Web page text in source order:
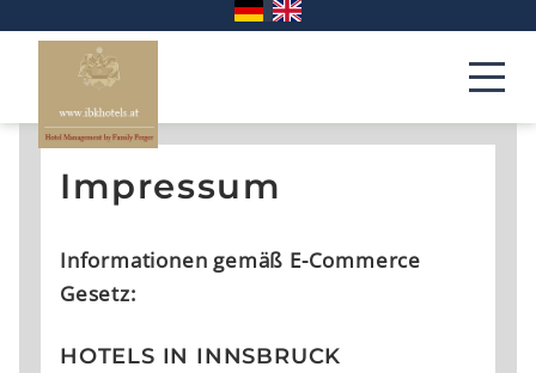
Impressum
Informationen gemäß E-Commerce
Gesetz:
HOTELS IN INNSBRUCK